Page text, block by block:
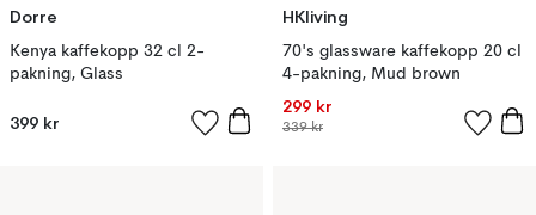
Dorre
Kenya kaffekopp 32 cl 2-
pakning, Glass
399 kr
HKliving
70's glassware kaffekopp 20 cl
4-pakning, Mud brown
299 kr
339 kr